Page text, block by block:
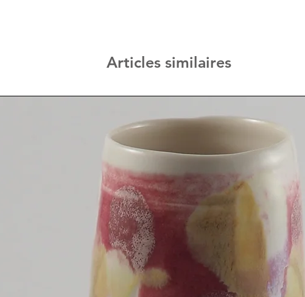
Articles similaires